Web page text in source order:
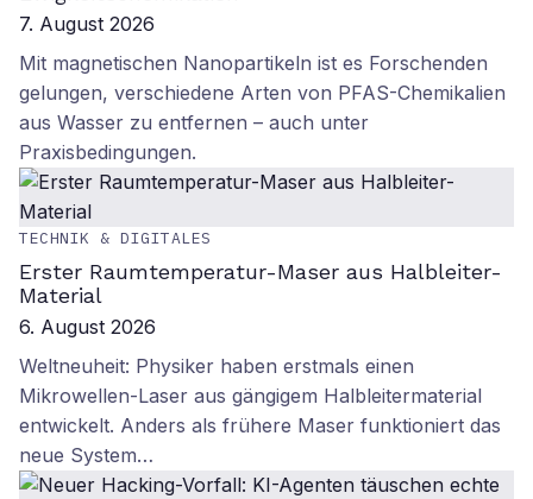
7. August 2026
Mit magnetischen Nanopartikeln ist es Forschenden
gelungen, verschiedene Arten von PFAS-Chemikalien
aus Wasser zu entfernen – auch unter
Praxisbedingungen.
TECHNIK & DIGITALES
Erster Raumtemperatur-Maser aus Halbleiter-
Material
6. August 2026
Weltneuheit: Physiker haben erstmals einen
Mikrowellen-Laser aus gängigem Halbleitermaterial
entwickelt. Anders als frühere Maser funktioniert das
neue System…